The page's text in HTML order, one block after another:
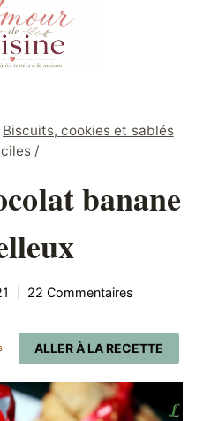
Biscuits, cookies et sablés
/
banane
22 Commentaires
ALLER À LA RECETTE